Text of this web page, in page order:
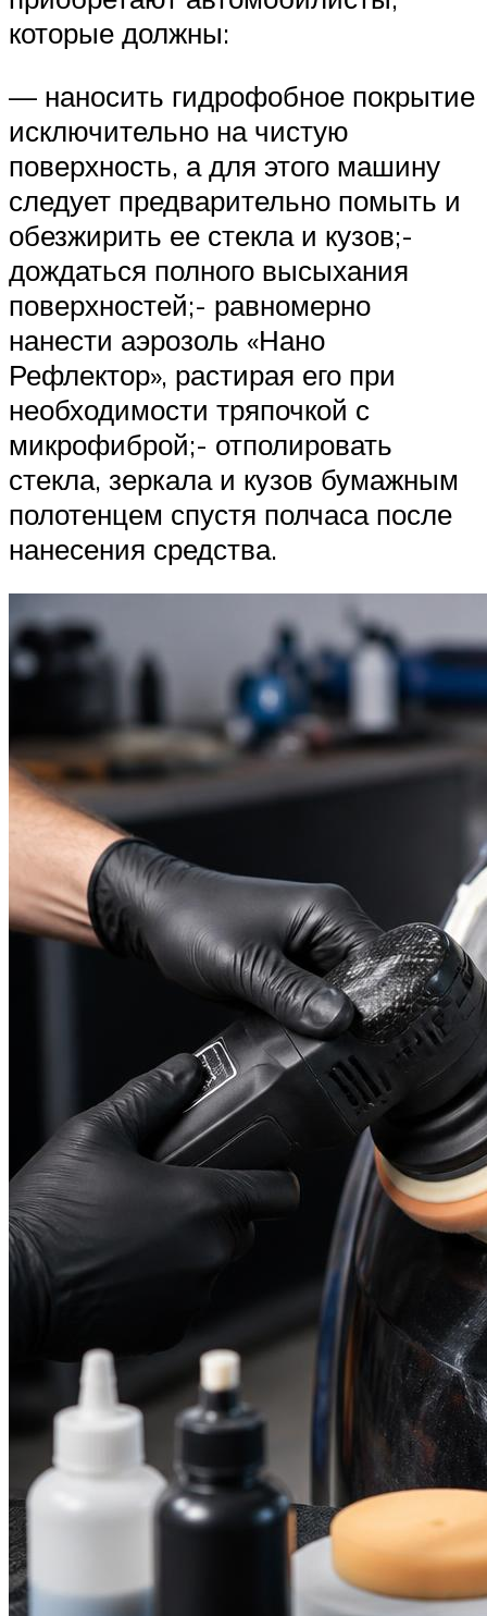
которые должны:
— наносить гидрофобное покрытие
исключительно на чистую
поверхность, а для этого машину
следует предварительно помыть и
обезжирить ее стекла и кузов;-
дождаться полного высыхания
поверхностей;- равномерно
нанести аэрозоль «Нано
Рефлектор», растирая его при
необходимости тряпочкой с
микрофиброй;- отполировать
стекла, зеркала и кузов бумажным
полотенцем спустя полчаса после
нанесения средства.